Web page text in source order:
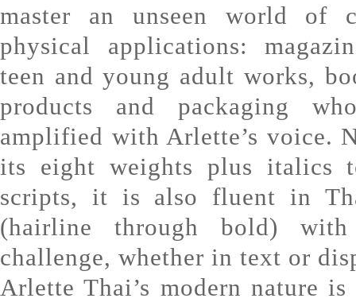
master an unseen world of
physical applications:
teen and young adult works,
products and packaging
amplified with Arlette’s voice.
its eight weights plus italics
scripts, it is also fluent in
(hairline through bold)
challenge, whether in text or
Arlette Thai’s modern nature